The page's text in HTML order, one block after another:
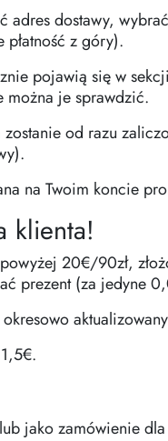
adres dostawy,
płatność z góry).
pojawią się w
je sprawdzić.
od razu
na Twoim koncie
klienta!
20€/90zł,
prezent (za jedyne
jako zamówienie